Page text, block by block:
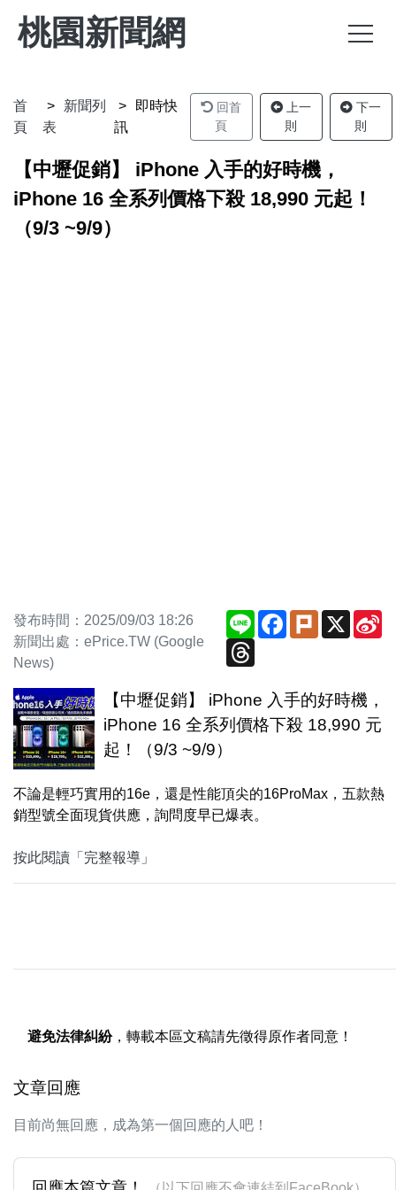
桃園新聞網
首
頁
新聞列
表
即時快
訊
回首
頁
上一
則
下一
則
【中壢促銷】 iPhone 入手的好時機，
iPhone 16 全系列價格下殺 18,990 元起！
（9/3 ~9/9）
發布時間：2025/09/03 18:26
新聞出處：ePrice.TW (Google
News)
Line Facebook
PlurkX
Threads
【中壢促銷】 iPhone 入手的好時機，
iPhone 16 全系列價格下殺 18,990 元
起！（9/3 ~9/9）
不論是輕巧實用的16e，還是性能頂尖的16ProMax，五款熱
銷型號全面現貨供應，詢問度早已爆表。
按此閱讀「完整報導」
避免法律糾紛，轉載本區文稿請先徵得原作者同意！
文章回應
目前尚無回應，成為第一個回應的人吧！